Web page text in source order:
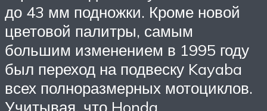
до 43 мм подножки. Кроме новой
цветовой палитры, самым
большим изменением в 1995 году
был переход на подвеску Kayaba
всех полноразмерных мотоциклов.
Учитывая, что Honda